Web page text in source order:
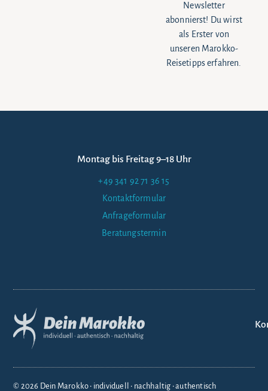
Newsletter
abonnierst! Du wirst
als Erster von
unseren Marokko-
Reisetipps erfahren.
Montag bis Freitag 9–18 Uhr
+49 341 92 71 36 15
Kontaktformular
Anfrageformular
Beratungstermin
© 2026 Dein Marokko • individuell • nachhaltig • authentisch